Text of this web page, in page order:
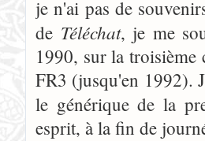
je n'ai pas de
de Téléchat, je me
1990, sur la troisième
FR3 (jusqu'en 1992).
le générique de la
esprit, à la fin de